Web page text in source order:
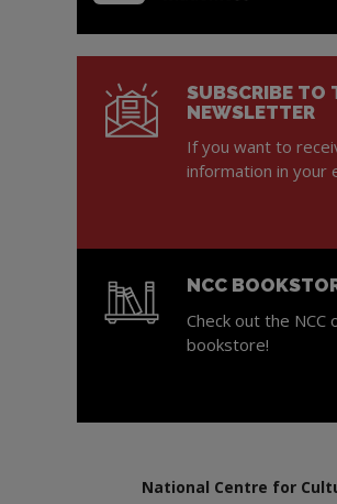
SUBSCRIBE TO
NEWSLETTER
If you want to
information in your
NCC
Check out the NCC
bookstore!
National Centre for